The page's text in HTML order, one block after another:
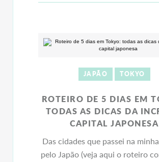
JAPÃO TOKYO
ROTEIRO DE 5 DIAS EM
TODAS AS DICAS DA
CAPITAL JAPONESA
Das cidades que passei na
pelo Japão (veja aqui o roteiro